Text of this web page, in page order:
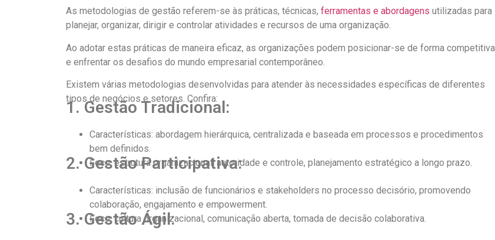
As metodologias de gestão referem-se às práticas, técnicas, ferramentas e abordagens utilizadas para
planejar, organizar, dirigir e controlar atividades e recursos de uma organização.
Ao adotar estas práticas de maneira eficaz, as organizações podem posicionar-se de forma competitiva
e enfrentar os desafios do mundo empresarial contemporâneo.
Existem várias metodologias desenvolvidas para atender às necessidades específicas de diferentes
tipos de negócios e setores. Confira:
1. Gestão Tradicional:
Características: abordagem hierárquica, centralizada e baseada em processos e procedimentos
bem definidos.
Foco: estrutura organizacional, autoridade e controle, planejamento estratégico a longo prazo.
2. Gestão Participativa:
Características: inclusão de funcionários e stakeholders no processo decisório, promovendo
colaboração, engajamento e empowerment.
Foco: cultura organizacional, comunicação aberta, tomada de decisão colaborativa.
3. Gestão Ágil: